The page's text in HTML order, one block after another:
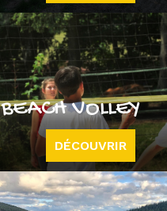
BEACH VOLLEY
DÉCOUVRIR